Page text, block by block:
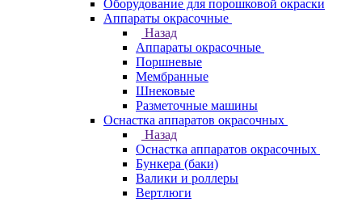
Оборудование для порошковой окраски
Аппараты окрасочные
Назад
Аппараты окрасочные
Поршневые
Мембранные
Шнековые
Разметочные машины
Оснастка аппаратов окрасочных
Назад
Оснастка аппаратов окрасочных
Бункера (баки)
Валики и роллеры
Вертлюги